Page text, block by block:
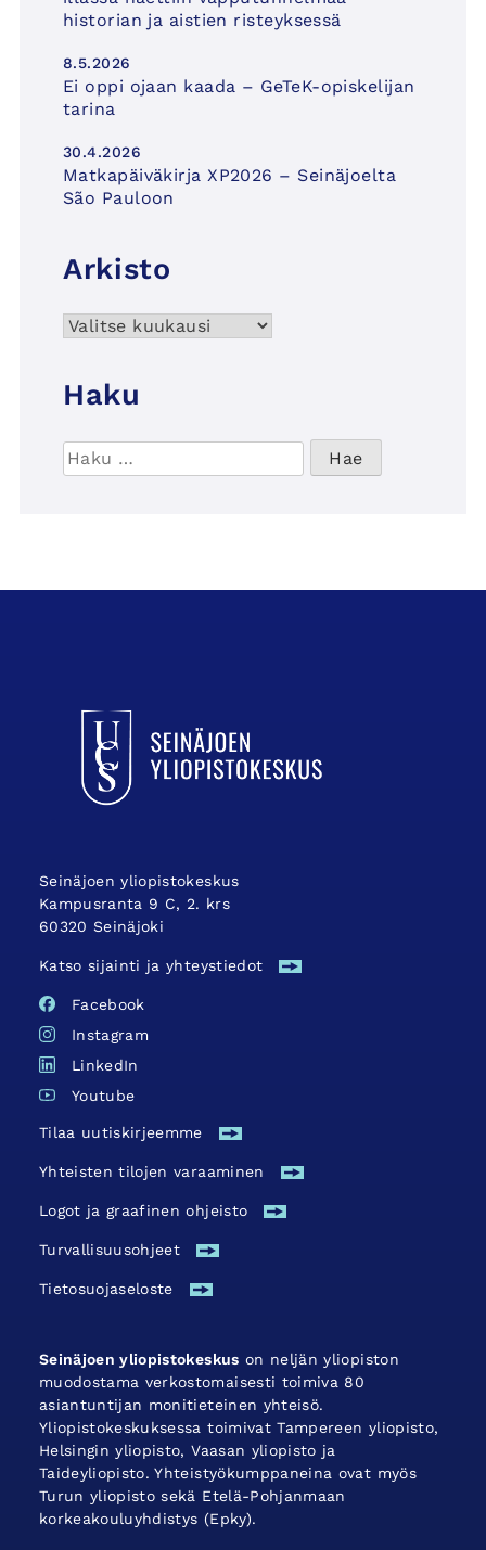
historian ja aistien risteyksessä
8.5.2026
Ei oppi ojaan kaada – GeTeK-opiskelijan
tarina
30.4.2026
Matkapäiväkirja XP2026 – Seinäjoelta
São Pauloon
Arkisto
Arkisto
Haku
Haku:
Seinäjoen yliopistokeskus
Kampusranta 9 C, 2. krs
60320 Seinäjoki
Katso sijainti ja yhteystiedot
Facebook
Instagram
LinkedIn
Youtube
Tilaa uutiskirjeemme
Yhteisten tilojen varaaminen
Logot ja graafinen ohjeisto
Turvallisuus­ohjeet
Tietosuojaseloste
Seinäjoen yliopistokeskus on neljän yliopiston
muodostama verkostomaisesti toimiva 80
asiantuntijan monitieteinen yhteisö.
Yliopistokeskuksessa toimivat Tampereen yliopisto,
Helsingin yliopisto, Vaasan yliopisto ja
Taideyliopisto. Yhteistyökumppaneina ovat myös
Turun yliopisto sekä Etelä-Pohjanmaan
korkeakouluyhdistys (Epky).